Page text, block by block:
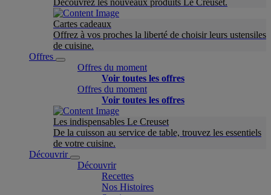
Découvrez les nouveaux produits Le Creuset.
Cartes cadeaux
Offrez à vos proches la liberté de choisir leurs ustensiles
de cuisine.
Offres
Offres du moment
Voir toutes les offres
Offres du moment
Voir toutes les offres
Les indispensables Le Creuset
De la cuisson au service de table, trouvez les essentiels
de votre cuisine.
Découvrir
Découvrir
Recettes
Nos Histoires